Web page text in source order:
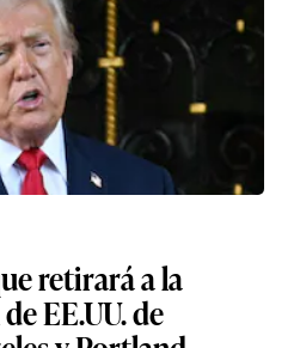
retirará a la
EE.UU. de